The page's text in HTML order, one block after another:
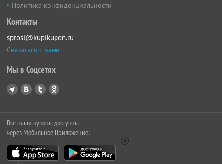
Политика конфиденциальности
Контакты
sprosi@kupikupon.ru
Связаться с нами
Мы в Соцсетях
Все наши купоны доступны
через Мобильное Приложение: